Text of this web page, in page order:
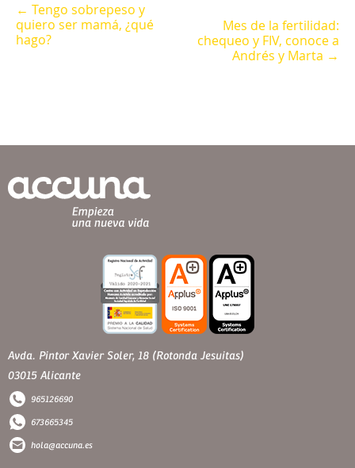
← Tengo sobrepeso y
quiero ser mamá, ¿qué
hago?
Mes de la fertilidad:
chequeo y FIV, conoce a
Andrés y Marta →
Avda. Pintor Xavier Soler, 18 (Rotonda Jesuitas)
03015 Alicante
965126690
673665345
hola@accuna.es